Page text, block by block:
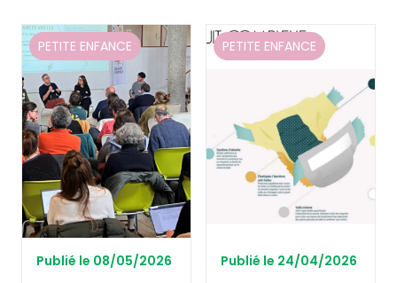
PETITE ENFANCE
Publié le 08/05/2026
PETITE ENFANCE
Publié le 24/04/2026